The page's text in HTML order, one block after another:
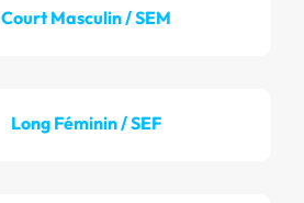
Court Masculin / SEM
Long Féminin / SEF